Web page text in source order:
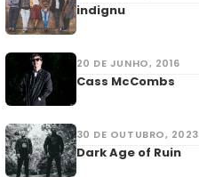
indignu
20 DE JUNHO, 2016
Cass McCombs
30 DE OUTUBRO, 2023
Dark Age of Ruin